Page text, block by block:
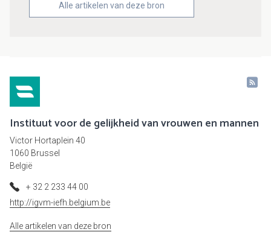
Alle artikelen van deze bron
Instituut voor de gelijkheid van vrouwen en mannen
Victor Hortaplein 40
1060 Brussel
België
+ 32 2 233 44 00
http://igvm-iefh.belgium.be
Alle artikelen van deze bron